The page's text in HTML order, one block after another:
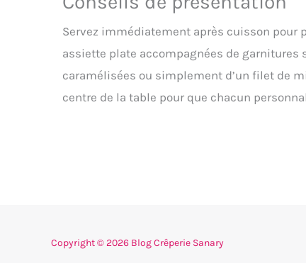
Servez immédiatement après cuisson pour
assiette plate accompagnées de garnitures
caramélisées ou simplement d’un filet de
centre de la table pour que chacun
Copyright © 2026 Blog Crêperie Sanary